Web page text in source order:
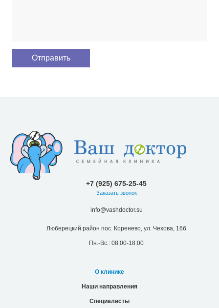
+7 (925) 675-25-45
Заказать звонок
info@vashdoctor.su
Люберецкий район пос. Коренево, ул. Чехова, 16б
Пн.-Вс.: 08:00-18:00
О клинике
Наши направления
Специалисты